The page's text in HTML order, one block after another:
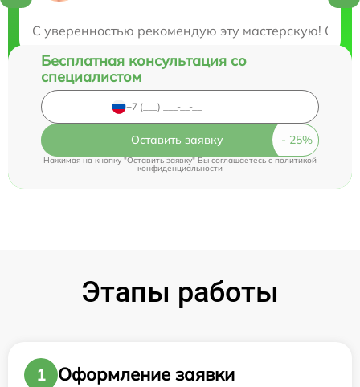
С уверенностью рекомендую эту мастерскую! Они
Бесплатная консультация со
специалистом
Оставить заявку
Нажимая на кнопку "Оставить заявку" Вы соглашаетесь cполитикой
конфиденциальности
Этапы работы
1
Оформление заявки